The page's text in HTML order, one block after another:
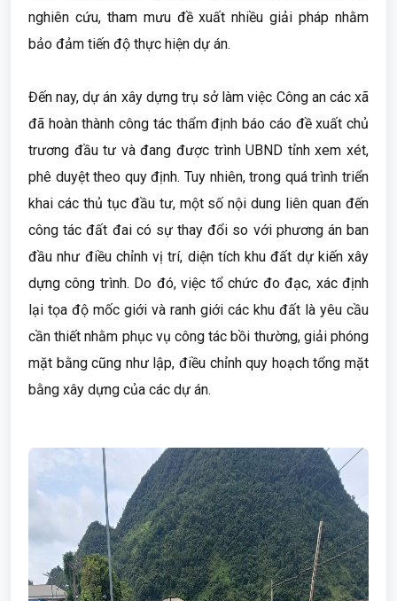
nghiên cứu, tham mưu đề xuất nhiều giải pháp nhằm
bảo đảm tiến độ thực hiện dự án.
Đến nay, dự án xây dựng trụ sở làm việc Công an các xã
đã hoàn thành công tác thẩm định báo cáo đề xuất chủ
trương đầu tư và đang được trình UBND tỉnh xem xét,
phê duyệt theo quy định. Tuy nhiên, trong quá trình triển
khai các thủ tục đầu tư, một số nội dung liên quan đến
công tác đất đai có sự thay đổi so với phương án ban
đầu như điều chỉnh vị trí, diện tích khu đất dự kiến xây
dựng công trình. Do đó, việc tổ chức đo đạc, xác định
lại tọa độ mốc giới và ranh giới các khu đất là yêu cầu
cần thiết nhằm phục vụ công tác bồi thường, giải phóng
mặt bằng cũng như lập, điều chỉnh quy hoạch tổng mặt
bằng xây dựng của các dự án.